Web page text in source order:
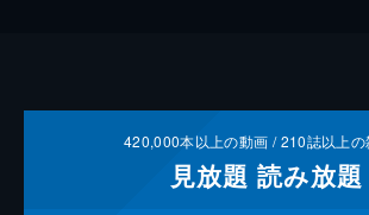
420,000本以上の動画 /210誌以上
見放題 読み放題